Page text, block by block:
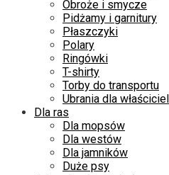
Obroże i smycze
Pidżamy i garnitury
Płaszczyki
Polary
Ringówki
T-shirty
Torby do transportu
Ubrania dla
Dla ras
Dla mopsów
Dla westów
Dla jamników
Duże psy